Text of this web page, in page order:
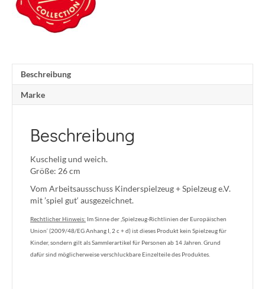
Beschreibung
Marke
Beschreibung
Kuschelig und weich.
Größe: 26 cm
Vom Arbeitsausschuss Kinderspielzeug + Spielzeug e.V.
mit ’spiel gut‘ ausgezeichnet.
Rechtlicher Hinweis: Im Sinne der ‚Spielzeug-Richtlinien der Europäischen
Union‘ (2009/48/EG Anhang I, 2 c + d) ist dieses Produkt kein Spielzeug für
Kinder, sondern gilt als Sammlerartikel für Personen ab 14 Jahren. Grund
dafür sind möglicherweise verschluckbare Einzelteile des Produktes.